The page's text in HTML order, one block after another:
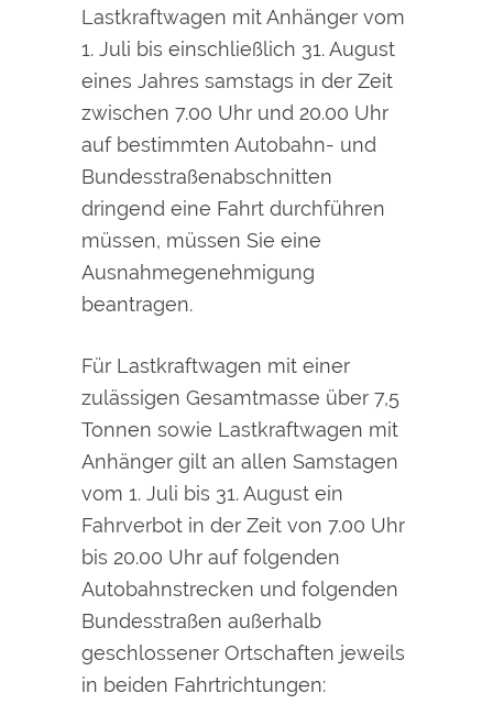
Lastkraftwagen mit Anhänger vom
1. Juli bis einschließlich 31. August
eines Jahres samstags in der Zeit
zwischen 7.00 Uhr und 20.00 Uhr
auf bestimmten Autobahn- und
Bundesstraßenabschnitten
dringend eine Fahrt durchführen
müssen, müssen Sie eine
Ausnahmegenehmigung
beantragen.
Für Lastkraftwagen mit einer
zulässigen Gesamtmasse über 7,5
Tonnen sowie Lastkraftwagen mit
Anhänger gilt an allen Samstagen
vom 1. Juli bis 31. August ein
Fahrverbot in der Zeit von 7.00 Uhr
bis 20.00 Uhr auf folgenden
Autobahnstrecken und folgenden
Bundesstraßen außerhalb
geschlossener Ortschaften jeweils
in beiden Fahrtrichtungen: